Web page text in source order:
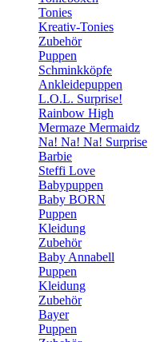
Tonies
Kreativ-Tonies
Zubehör
Puppen
Schminkköpfe
Ankleidepuppen
L.O.L. Surprise!
Rainbow High
Mermaze Mermaidz
Na! Na! Na! Surprise
Barbie
Steffi Love
Babypuppen
Baby BORN
Puppen
Kleidung
Zubehör
Baby Annabell
Puppen
Kleidung
Zubehör
Bayer
Puppen